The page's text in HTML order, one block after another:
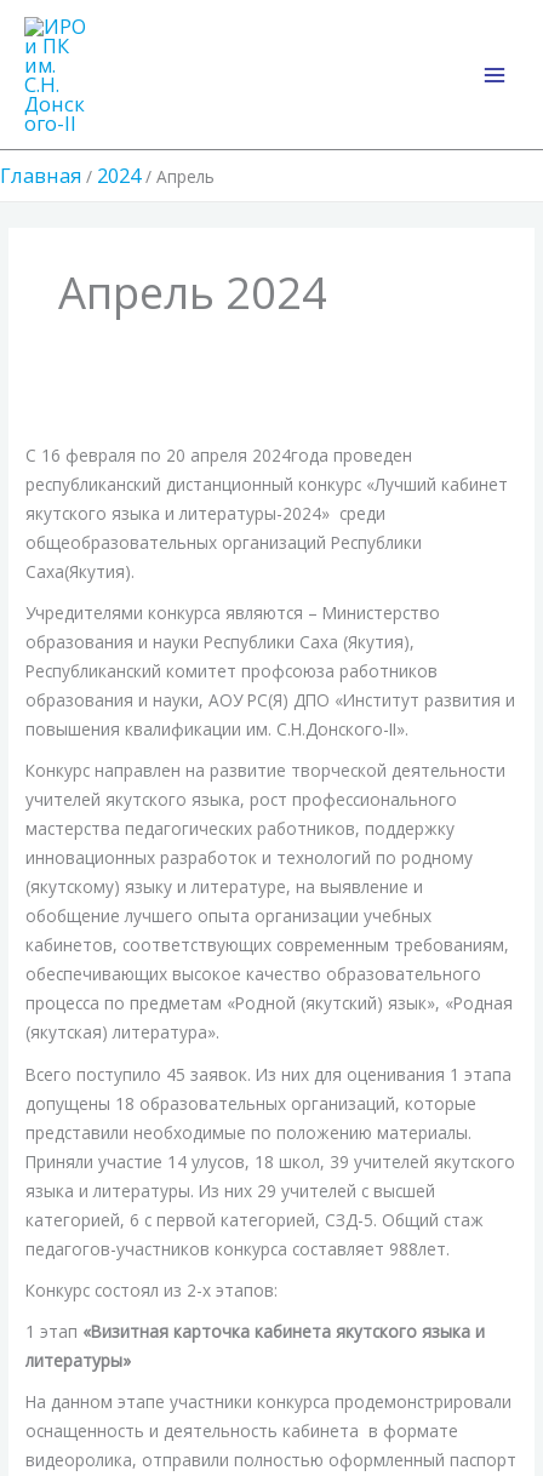
Перейти
содержимому
Главная 2024 Апрель
Апрель 2024
С 16 февраля по 20 апреля 2024года проведен
республиканский дистанционный конкурс «Лучший кабинет
якутского языка и литературы-2024» среди
общеобразовательных организаций Республики
Саха(Якутия).
Учредителями конкурса являются – Министерство
образования и науки Республики Саха (Якутия),
Республиканский комитет профсоюза работников
образования и науки, АОУ РС(Я) ДПО «Институт развития и
повышения квалификации им. С.Н.Донского-II».
Конкурс направлен на развитие творческой деятельности
учителей якутского языка, рост профессионального
мастерства педагогических работников, поддержку
инновационных разработок и технологий по родному
(якутскому) языку и литературе, на выявление и
обобщение лучшего опыта организации учебных
кабинетов, соответствующих современным требованиям,
обеспечивающих высокое качество образовательного
процесса по предметам «Родной (якутский) язык», «Родная
(якутская) литература».
Всего поступило 45 заявок. Из них для оценивания 1 этапа
допущены 18 образовательных организаций, которые
представили необходимые по положению материалы.
Приняли участие 14 улусов, 18 школ, 39 учителей якутского
языка и литературы. Из них 29 учителей с высшей
категорией, 6 с первой категорией, СЗД-5. Общий стаж
педагогов-участников конкурса составляет 988лет.
Конкурс состоял из 2-х этапов:
1 этап «Визитная карточка кабинета якутского языка и
литературы»
На данном этапе участники конкурса продемонстрировали
оснащенность и деятельность кабинета в формате
видеоролика, отправили полностью оформленный паспорт
кабинет
якутского
языка
и
литературы-2024»